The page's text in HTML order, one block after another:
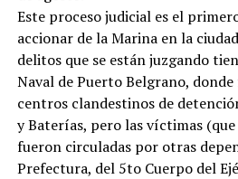
Este proceso judicial es el
accionar de la Marina en la
delitos que se están juzgando
Naval de Puerto Belgrano,
centros clandestinos de
y Baterías, pero las víctimas
fueron circuladas por otras
Prefectura, del 5to Cuerpo del